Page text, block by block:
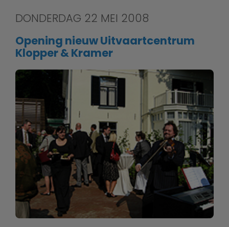
DONDERDAG 22 MEI 2008
Opening nieuw Uitvaartcentrum
Klopper & Kramer